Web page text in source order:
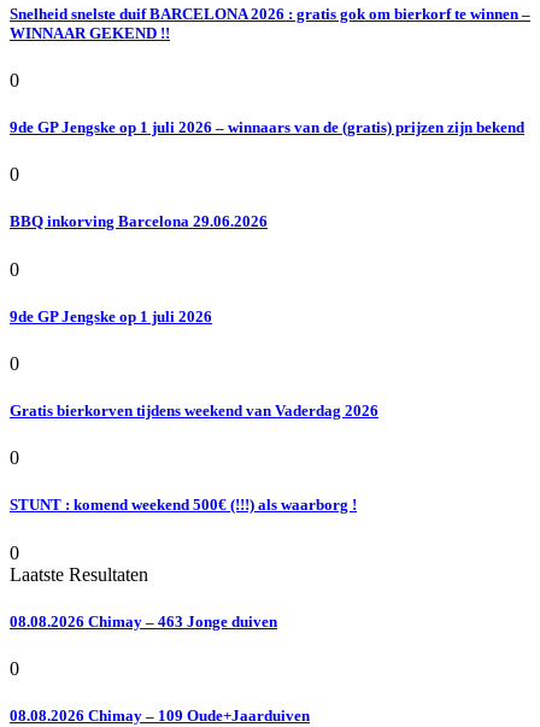
Snelheid snelste duif BARCELONA 2026 : gratis gok om bierkorf te winnen –
WINNAAR GEKEND !!
0
9de GP Jengske op 1 juli 2026 – winnaars van de (gratis) prijzen zijn bekend
0
BBQ inkorving Barcelona 29.06.2026
0
9de GP Jengske op 1 juli 2026
0
Gratis bierkorven tijdens weekend van Vaderdag 2026
0
STUNT : komend weekend 500€ (!!!) als waarborg !
0
Laatste Resultaten
08.08.2026 Chimay – 463 Jonge duiven
0
08.08.2026 Chimay – 109 Oude+Jaarduiven